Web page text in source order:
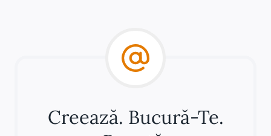
Creează. Bucură-Te.